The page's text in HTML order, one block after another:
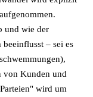
und wie der
– sei es
von Kunden und
wird um